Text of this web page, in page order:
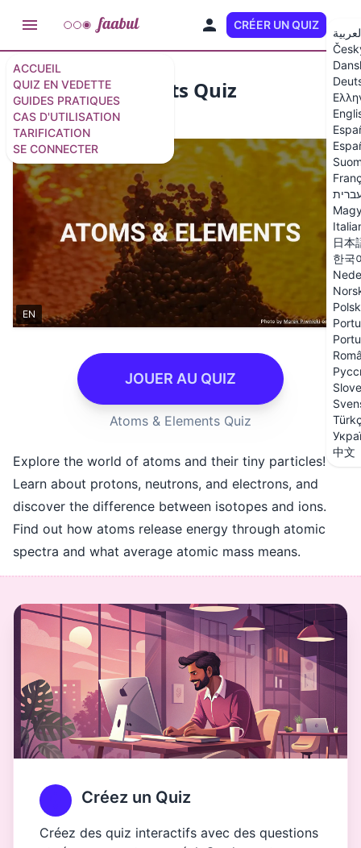
ACCUEIL
QUIZ EN VEDETTE
GUIDES PRATIQUES
CAS D'UTILISATION
TARIFICATION
SE CONNECTER
CRÉER UN QUIZ
日本
한국
中文
Atoms & Elements Quiz
17 questions / 18 diapositives
EN
JOUER AU QUIZ
Atoms & Elements Quiz
Explore the world of atoms and their tiny particles!
Learn about protons, neutrons, and electrons, and
discover the difference between isotopes and ions.
Find out how atoms release energy through atomic
spectra and what average atomic mass means.
Créez un Quiz
Créez des quiz interactifs avec des questions